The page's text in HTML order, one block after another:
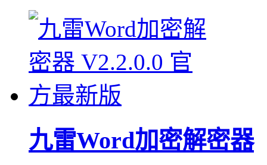
九雷Word加密解密器